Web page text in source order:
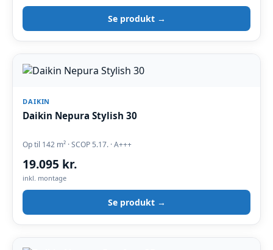
Se produkt →
DAIKIN
Daikin Nepura Stylish 30
Op til 142 m² · SCOP 5.17. · A+++
19.095 kr.
inkl. montage
Se produkt →